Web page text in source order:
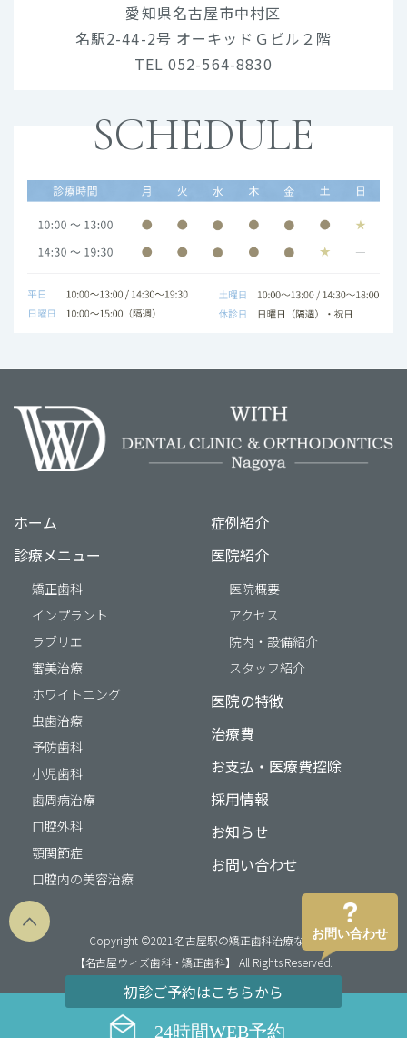
愛知県名古屋市中村区
名駅2-44-2号 オーキッドＧビル２階
TEL 052-564-8830
SCHEDULE
ホーム
診療メニュー
矯正歯科
インプラント
ラブリエ
審美治療
ホワイトニング
虫歯治療
予防歯科
小児歯科
歯周病治療
口腔外科
顎関節症
口腔内の美容治療
症例紹介
医院紹介
医院概要
アクセス
院内・設備紹介
スタッフ紹介
医院の特徴
治療費
お支払・医療費控除
採用情報
お知らせ
お問い合わせ
Copyright ©2021 名古屋駅の矯正歯科治療なら
【名古屋ウィズ歯科・矯正歯科】 All Rights Reserved.
初診ご予約はこちらから
24時間WEB予約
お問い合わせ